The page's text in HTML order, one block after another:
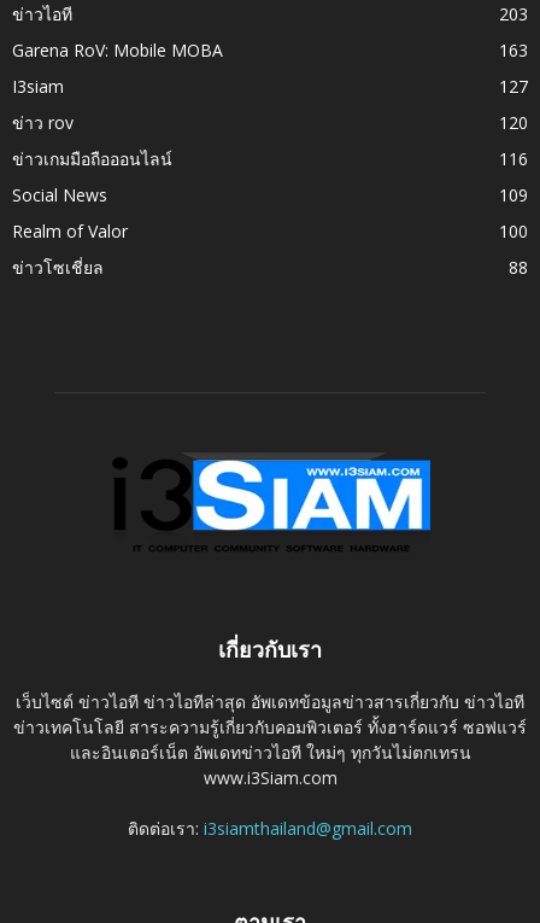
ข่าวไอที
203
Garena RoV: Mobile MOBA
163
I3siam
127
ข่าว rov
120
ข่าวเกมมือถือออนไลน์
116
Social News
109
Realm of Valor
100
ข่าวโซเชี่ยล
88
เกี่ยวกับเรา
เว็บไซต์ ข่าวไอที ข่าวไอทีล่าสุด อัพเดทข้อมูลข่าวสารเกี่ยวกับ ข่าวไอที
ข่าวเทคโนโลยี สาระความรู้เกี่ยวกับคอมพิวเตอร์ ทั้งฮาร์ดแวร์ ซอฟแวร์
และอินเตอร์เน็ต อัพเดทข่าวไอที ใหม่ๆ ทุกวันไม่ตกเทรน
www.i3Siam.com
ติดต่อเรา: i3siamthailand@gmail.com